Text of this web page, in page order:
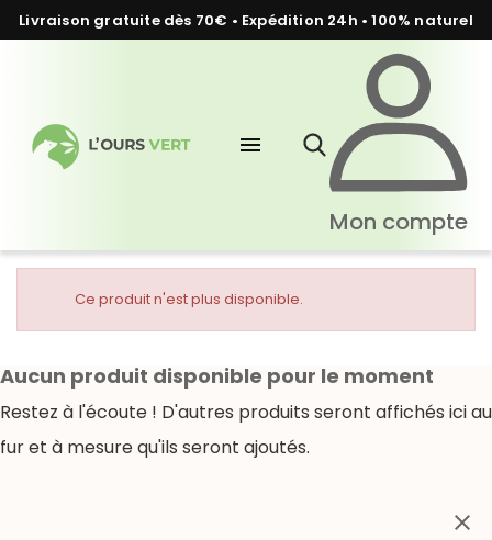
Livraison gratuite dès 70€ • Expédition 24h • 100% naturel
menu
Mon compte
Ce produit n'est plus disponible.
Aucun produit disponible pour le moment
Restez à l'écoute ! D'autres produits seront affichés ici au
fur et à mesure qu'ils seront ajoutés.
close